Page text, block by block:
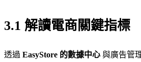
3.1 解讀電商關鍵指標
透過 EasyStore 的數據中心 與廣告管